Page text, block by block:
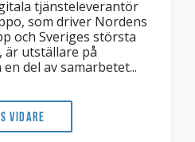
tjänsteleverantör
som driver Nordens
och Sveriges största
är utställare på
del av samarbetet...
vidare